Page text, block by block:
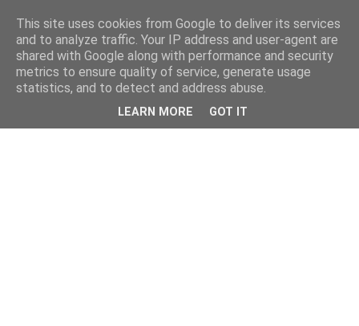
This site uses cookies from Google to deliver its services
and to analyze traffic. Your IP address and user-agent are
shared with Google along with performance and security
metrics to ensure quality of service, generate usage
statistics, and to detect and address abuse.
LEARN MORE GOT IT